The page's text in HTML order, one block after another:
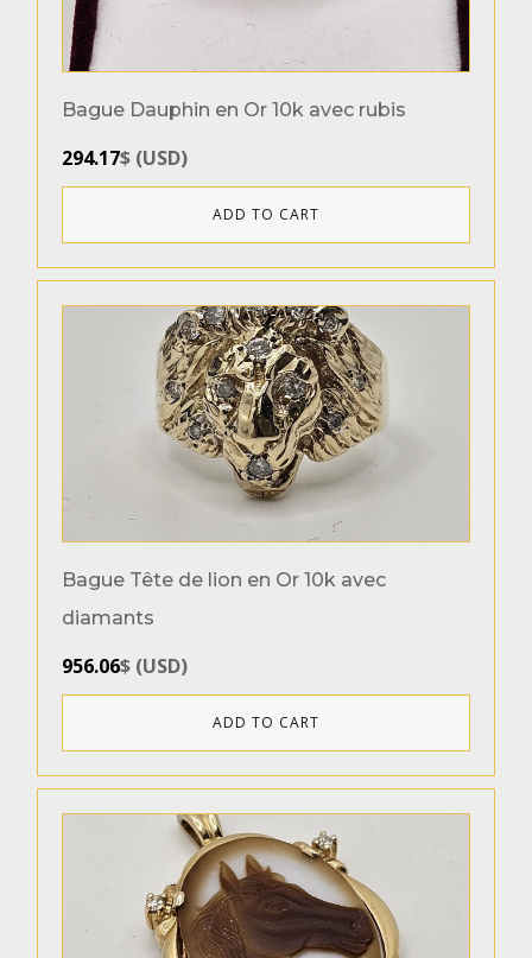
Bague Dauphin en Or 10k avec rubis
294.17$ (USD)
ADD TO CART
Bague Tête de lion en Or 10k avec
diamants
956.06$ (USD)
ADD TO CART